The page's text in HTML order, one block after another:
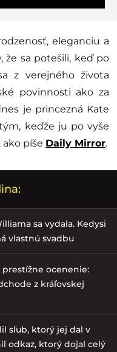
eleganciu a
že sa potešili, keď po
z verejného života
povinnosti ako za
je princezná Kate
keďže ju po vyše
píše Daily Mirror.
sa vydala. Kedysi
vlastnú svadbu
ocenenie:
z kráľovskej
sľub, ktorý jej dal v
odkaz, ktorý dojal celý